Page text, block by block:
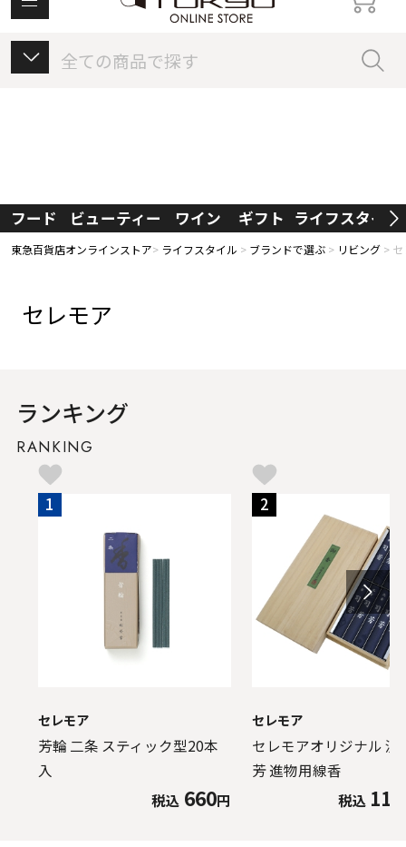
東急百貨店オンラインストアについて
フード ビューティー ワイン ギフト ライフスタイル
東急百貨店オンラインストア ライフスタイル ブランドで選ぶ リビング
セレモア
ランキング
RANKING
1
セレモア
芳輪 二条 スティック型20本
入
税込 660円
2
セレモア
セレモアオリジナル 沈
芳 進物用線香
税込